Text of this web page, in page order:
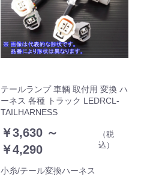
テールランプ 車輌 取付用 変換 ハ
ーネス 各種 トラック LEDRCL-
TAILHARNESS
￥3,630 ～
￥4,290
（税
込）
小糸/テール変換ハーネス